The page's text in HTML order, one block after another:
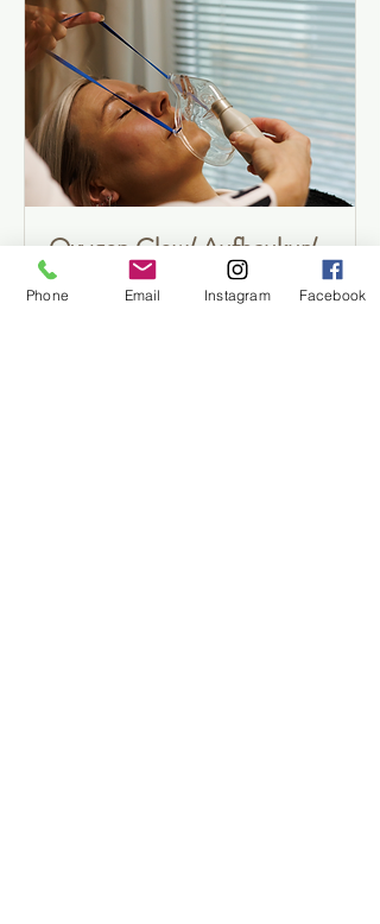
Oxygen Glow/ Aufbaukur/
5 Behandlungen
Phone Email Instagram Facebook